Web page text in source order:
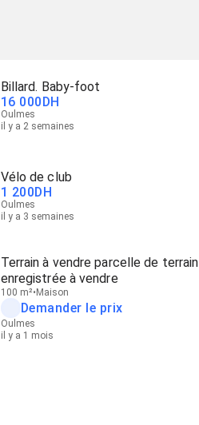
Billard. Baby-foot
16 000DH
Oulmes
il y a 2 semaines
Vélo de club
1 200DH
Oulmes
il y a 3 semaines
Terrain à vendre parcelle de terrain
enregistrée à vendre
100 m² Maison
Demander le prix
Oulmes
il y a 1 mois